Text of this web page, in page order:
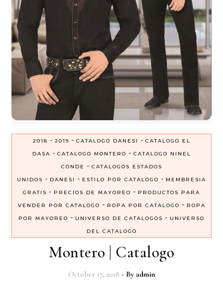
2018 - 2019 - CATALOGO DANESI - CATALOGO EL
DASA - CATALOGO MONTERO - CATALOGO NINEL
CONDE
- CATALOGOS ESTADOS
UNIDOS - DANESI - ESTILO POR CATALOGO - MEMBRESIA
GRATIS - PRECIOS DE MAYOREO - PRODUCTOS PARA
VENDER POR CATALOGO - ROPA POR CATALOGO - ROPA
POR MAYOREO - UNIVERSO DE CATALOGOS - UNIVERSO
DEL CATALOGO
Montero | Catalogo
October 17, 2018 - By admin